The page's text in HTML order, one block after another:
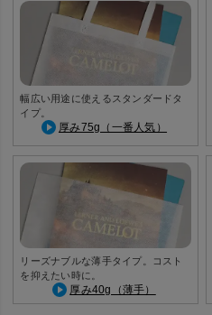
幅広い用途に使えるスタンダードタ
イプ。
厚み75g（一番人気）
リーズナブルな薄手タイプ。コスト
を抑えたい時に。
厚み40g（薄手）